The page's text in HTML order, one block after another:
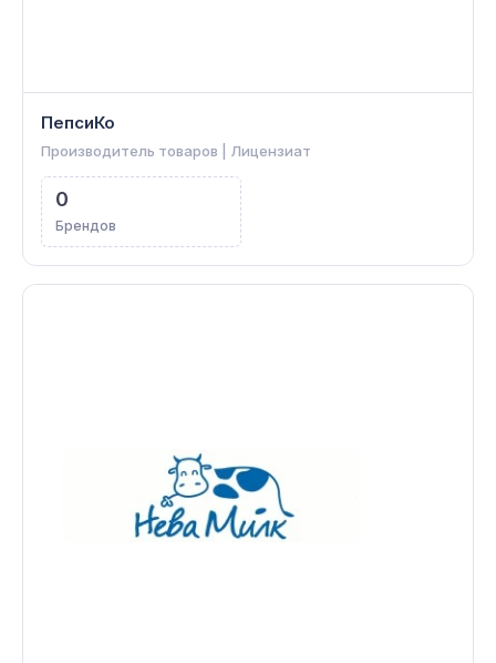
ПепсиКо
Производитель товаров | Лицензиат
0
Брендов